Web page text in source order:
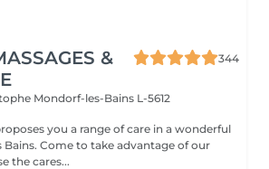
&
344
Mondorf-les-Bains L-5612
you a range of care in a wonderful
of our
the cares...